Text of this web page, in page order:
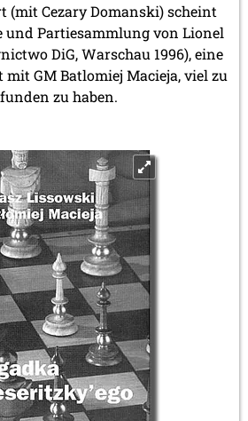
(mit Cezary Domanski) scheint
und Partiesammlung von Lionel
DiG, Warschau 1996), eine
GM Batlomiej Macieja, viel zu
zu haben.